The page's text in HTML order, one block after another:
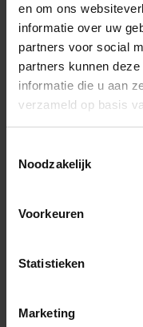
en om ons
informatie over uw
partners voor social
partners kunnen
informatie die u aan
verzameld op basis
Noodzakelijk
Voorkeuren
Statistieken
Marketing
EAN